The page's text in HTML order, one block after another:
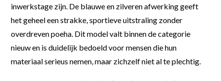
inwerkstage zijn. De blauwe en zilveren afwerking geeft
het geheel een strakke, sportieve uitstraling zonder
overdreven poeha. Dit model valt binnen de categorie
nieuw en is duidelijk bedoeld voor mensen die hun
materiaal serieus nemen, maar zichzelf niet al te plechtig.